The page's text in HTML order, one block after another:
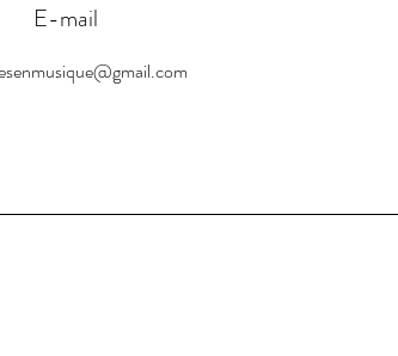
E-mail